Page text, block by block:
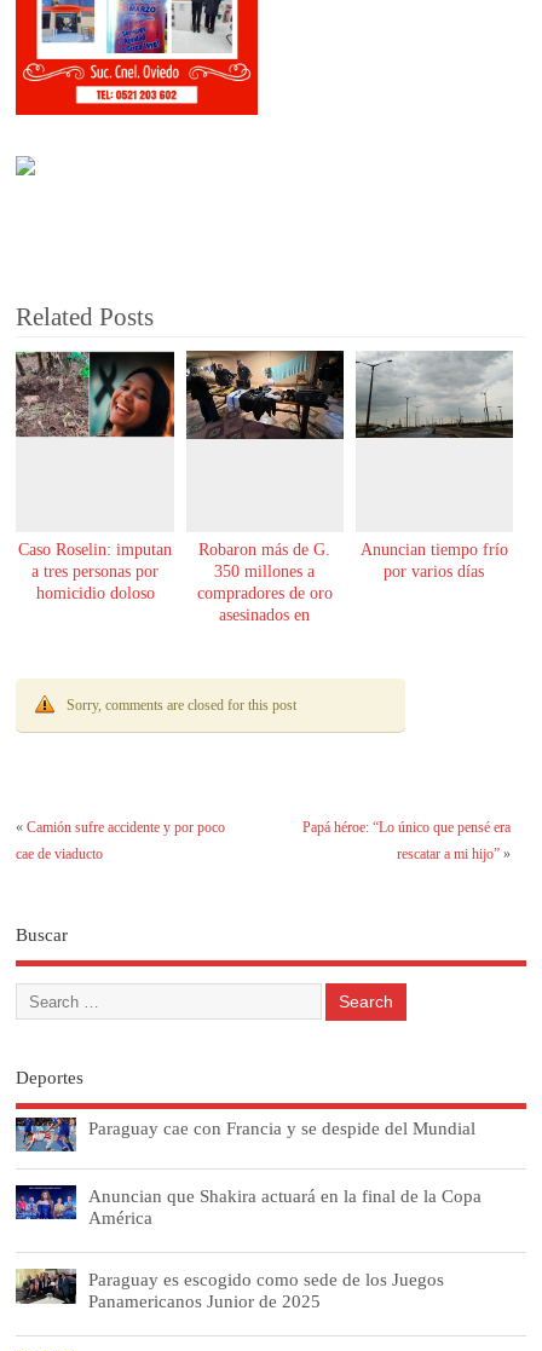
Related Posts
Caso Roselin: imputan
a tres personas por
homicidio doloso
Robaron más de G.
350 millones a
compradores de oro
asesinados en
Anuncian tiempo frío
por varios días
Sorry, comments are closed for this post
«Camión sufre accidente y por poco
cae de viaducto
Papá héroe: “Lo único que pensé era
rescatar a mi hijo”»
Buscar
Deportes
Paraguay cae con Francia y se despide del Mundial
Anuncian que Shakira actuará en la final de la Copa
América
Paraguay es escogido como sede de los Juegos
Panamericanos Junior de 2025